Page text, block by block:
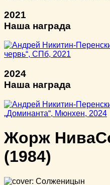
2021
Наша награда
2024
Наша награда
Жорж Нива
(1984)